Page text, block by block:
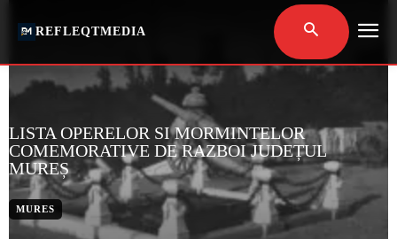
REFLEQTMEDIA
LISTA OPERELOR SI MORMINTELOR
COMEMORATIVE DE RAZBOI JUDEȚUL
MUREȘ
MURES